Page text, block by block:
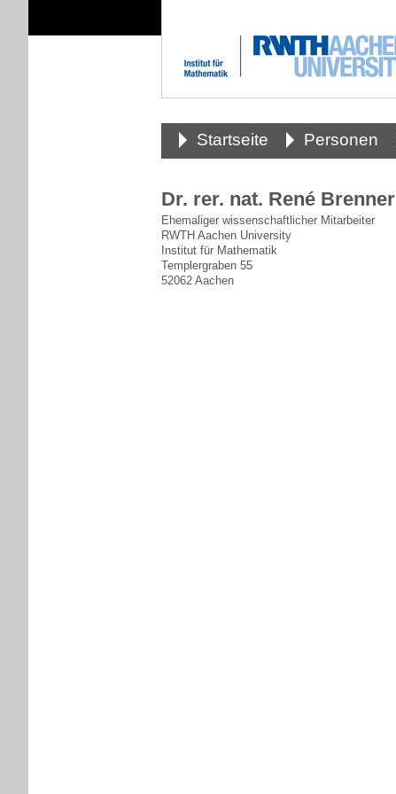
Startseite Personen
Dr. rer. nat. René Brenner
Ehemaliger wissenschaftlicher Mitarbeiter
RWTH Aachen University
Institut für Mathematik
Templergraben 55
52062 Aachen